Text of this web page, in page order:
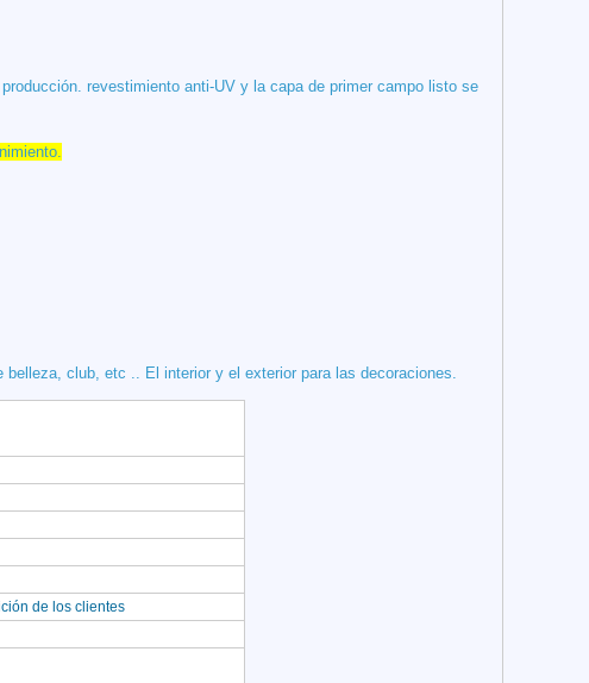
revestimiento anti-UV y la capa de primer campo listo se
club, etc .. El interior y el exterior para las decoraciones.
de los clientes